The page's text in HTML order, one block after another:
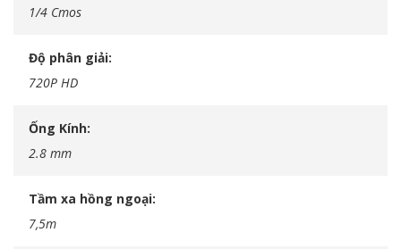
1/4 Cmos
Độ phân giải
720P HD
Ống Kính
2.8 mm
Tầm xa hồng ngoại
7,5m